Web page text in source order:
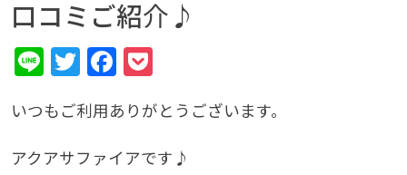
口コミご紹介♪
LineTwitterFacebook
いつもご利用ありがとうございます。
アクアサファイアです♪